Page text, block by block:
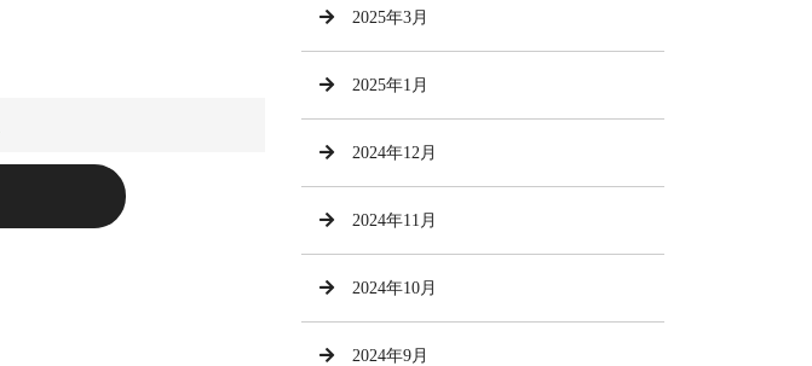
2025年3月
2025年1月
2024年12月
2024年11月
2024年10月
2024年9月